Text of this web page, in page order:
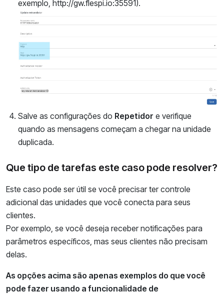
exemplo, http://gw.flespi.io:35591).
Salve as configurações do Repetidor e verifique
quando as mensagens começam a chegar na unidade
duplicada.
Que tipo de tarefas este caso pode resolver?
Este caso pode ser útil se você precisar ter controle
adicional das unidades que você conecta para seus
clientes.
Por exemplo, se você deseja receber notificações para
parâmetros específicos, mas seus clientes não precisam
delas.
As opções acima são apenas exemplos do que você
pode fazer usando a funcionalidade de